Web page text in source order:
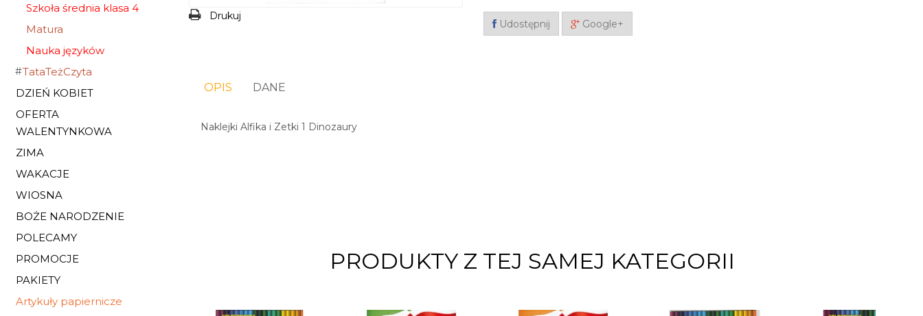
Szkoła średnia klasa 4
Matura
Nauka języków
TataTeżCzyta
DZIEŃ KOBIET
OFERTA
WALENTYNKOWA
ZIMA
WAKACJE
WIOSNA
BOŻE NARODZENIE
POLECAMY
PROMOCJE
PAKIETY
Artykuły papiernicze
Drukuj
Udostępnij Google+
OPIS DANE
Naklejki Alfika i Zetki 1 Dinozaury
PRODUKTY Z TEJ SAMEJ KATEGORII